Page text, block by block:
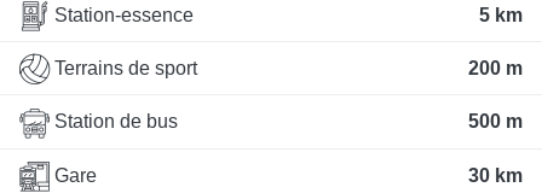
Station-essence 5 km
Terrains de sport 200 m
Station de bus 500 m
Gare 30 km